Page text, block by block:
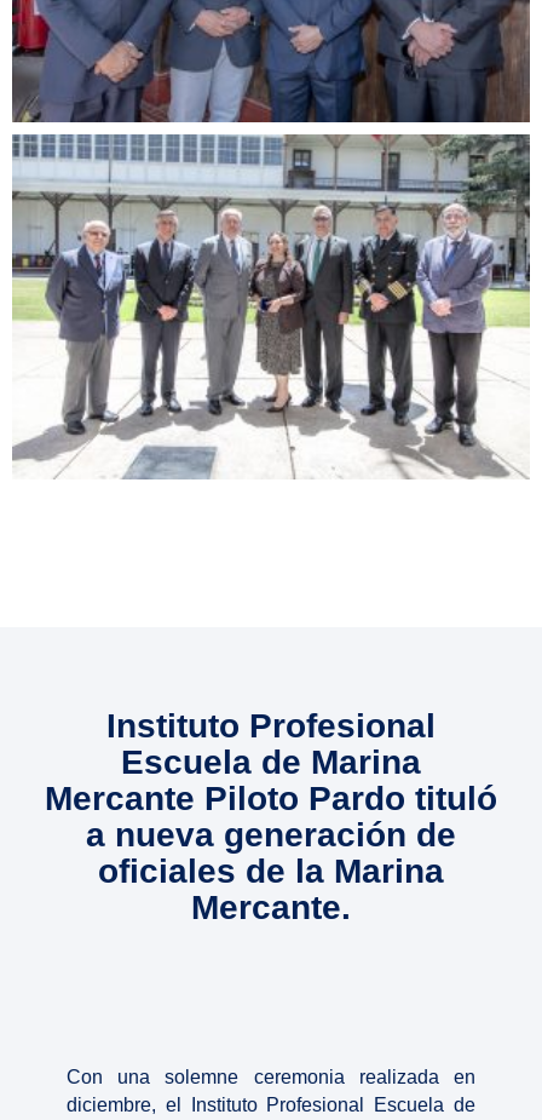
Instituto Profesional
Escuela de Marina
Mercante Piloto Pardo tituló
a nueva generación de
oficiales de la Marina
Mercante.
Con una solemne ceremonia realizada en
diciembre, el Instituto Profesional Escuela de